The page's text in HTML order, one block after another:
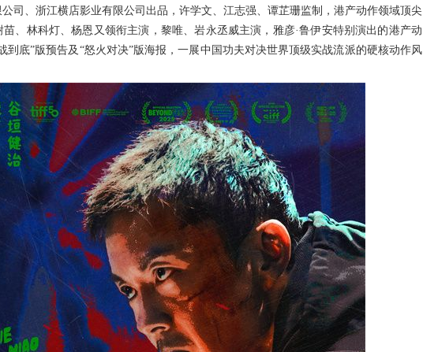
司、浙江横店影业有限公司出品，许学文、江志强、谭芷珊监制，港产动作领域顶尖
、林科灯、杨恩又领衔主演，黎唯、岩永丞威主演，雅彦·鲁伊安特别演出的港产动
到底”版预告及“怒火对决”版海报，一展中国功夫对决世界顶级实战流派的硬核动作风